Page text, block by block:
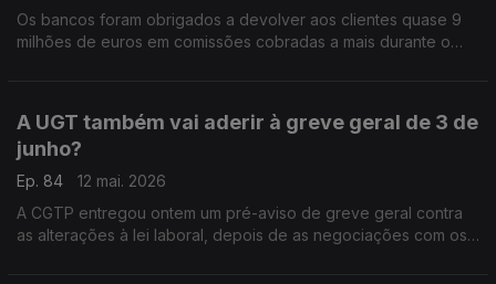
Os bancos foram obrigados a devolver aos clientes quase 9
milhões de euros em comissões cobradas a mais durante o
A UGT também vai aderir à greve geral de 3 de
junho?
Ep. 84
12 mai. 2026
A CGTP entregou ontem um pré-aviso de greve geral contra
as alterações à lei laboral, depois de as negociações com os